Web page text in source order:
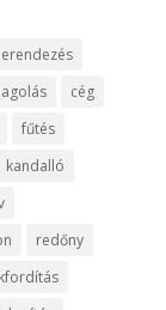
cég
fűtés
kandalló
redőny